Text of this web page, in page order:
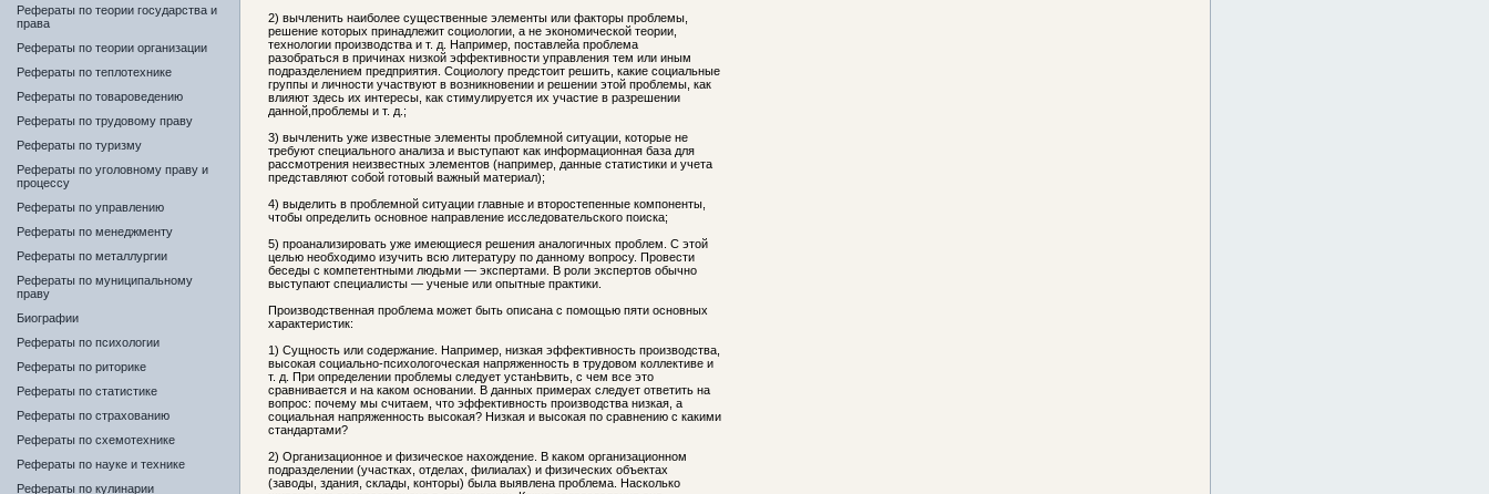
Рефераты по теории государства и
права
Рефераты по теории организации
Рефераты по теплотехнике
Рефераты по товароведению
Рефераты по трудовому праву
Рефераты по туризму
Рефераты по уголовному праву и
процессу
Рефераты по управлению
Рефераты по менеджменту
Рефераты по металлургии
Рефераты по муниципальному
праву
Биографии
Рефераты по психологии
Рефераты по риторике
Рефераты по статистике
Рефераты по страхованию
Рефераты по схемотехнике
Рефераты по науке и технике
Рефераты по кулинарии
2) вычленить наиболее существенные элементы или факторы проблемы,
решение которых принадлежит социологии, а не экономической теории,
технологии производства и т. д. Например, поставлейа проблема
разобраться в причинах низкой эффективности управления тем или иным
подразделением предприятия. Социологу предстоит решить, какие социальные
группы и личности участвуют в возникновении и решении этой проблемы, как
влияют здесь их интересы, как стимулируется их участие в разрешении
данной,проблемы и т. д.;
3) вычленить уже известные элементы проблемной ситуации, которые не
требуют специального анализа и выступают как информационная база для
рассмотрения неизвестных элементов (например, данные статистики и учета
представляют собой готовый важный материал);
4) выделить в проблемной ситуации главные и второстепенные компоненты,
чтобы определить основное направление исследовательского поиска;
5) проанализировать уже имеющиеся решения аналогичных проблем. С этой
целью необходимо изучить всю литературу по данному вопросу. Провести
беседы с компетентными людьми — экспертами. В роли экспертов обычно
выступают специалисты — ученые или опытные практики.
Производственная проблема может быть описана с помощью пяти основных
характеристик:
1) Сущность или содержание. Например, низкая эффективность производства,
высокая социально-психологоческая напряженность в трудовом коллективе и
т. д. При определении проблемы следует устанЬвить, с чем все это
сравнивается и на каком основании. В данных примерах следует ответить на
вопрос: почему мы считаем, что эффективность производства низкая, а
социальная напряженность высокая? Низкая и высокая по сравнению с какими
стандартами?
2) Организационное и физическое нахождение. В каком организационном
подразделении (участках, отделах, филиалах) и физических объектах
(заводы, здания, склады, конторы) была выявлена проблема. Насколько